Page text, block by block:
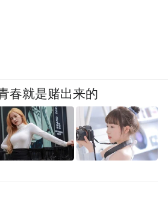
春就是赌出来的